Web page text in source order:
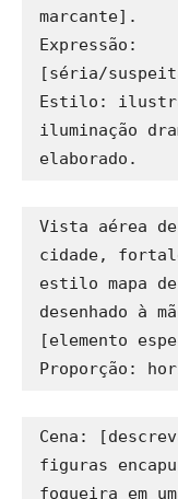
marcante].
Expressão:
[séria/
Estilo:
iluminação
Vista aérea
cidade,
estilo mapa
desenhado à
[elemento
Cena:
figuras
fogueira em